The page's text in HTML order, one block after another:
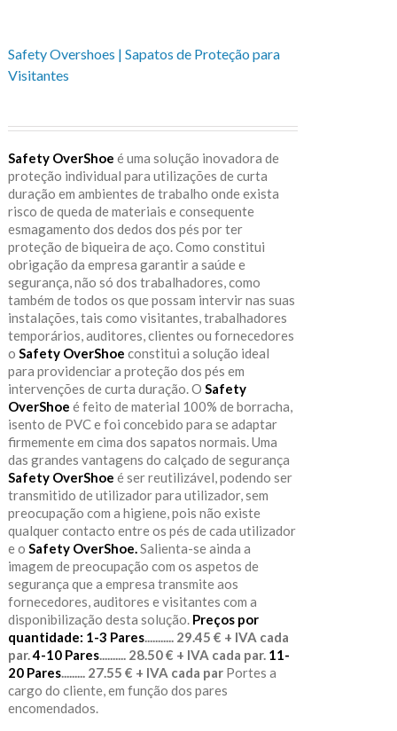
Safety Overshoes | Sapatos de Proteção para
Visitantes
Safety OverShoe é uma solução inovadora de
proteção individual para utilizações de curta
duração em ambientes de trabalho onde exista
risco de queda de materiais e consequente
esmagamento dos dedos dos pés por ter
proteção de biqueira de aço. Como constitui
obrigação da empresa garantir a saúde e
segurança, não só dos trabalhadores, como
também de todos os que possam intervir nas suas
instalações, tais como visitantes, trabalhadores
temporários, auditores, clientes ou fornecedores
o Safety OverShoe constitui a solução ideal
para providenciar a proteção dos pés em
intervenções de curta duração. O Safety
OverShoe é feito de material 100% de borracha,
isento de PVC e foi concebido para se adaptar
firmemente em cima dos sapatos normais. Uma
das grandes vantagens do calçado de segurança
Safety OverShoe é ser reutilizável, podendo ser
transmitido de utilizador para utilizador, sem
preocupação com a higiene, pois não existe
qualquer contacto entre os pés de cada utilizador
e o Safety OverShoe. Salienta-se ainda a
imagem de preocupação com os aspetos de
segurança que a empresa transmite aos
fornecedores, auditores e visitantes com a
disponibilização desta solução. Preços por
quantidade: 1-3 Pares........... 29.45 € + IVA cada
par. 4-10 Pares.......... 28.50 € + IVA cada par. 11-
20 Pares......... 27.55 € + IVA cada parPortes a
cargo do cliente, em função dos pares
encomendados.